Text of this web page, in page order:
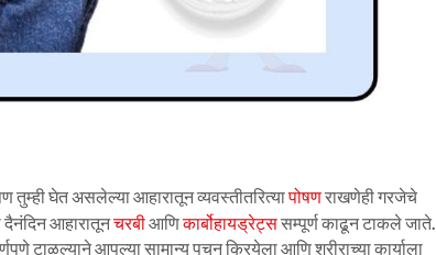
तुम्ही घेत असलेल्या आहारातून व्यवस्तीतरित्यापोषणराखणेही गरजेचे
दैनंदिन आहारातूनचरबीआणिकार्बोहायड्रेट्ससम्पूर्ण काढून टाकले जाते.
टाळल्याने आपल्या सामान्य पचन क्रियेला आणि शरीराच्या कार्याला